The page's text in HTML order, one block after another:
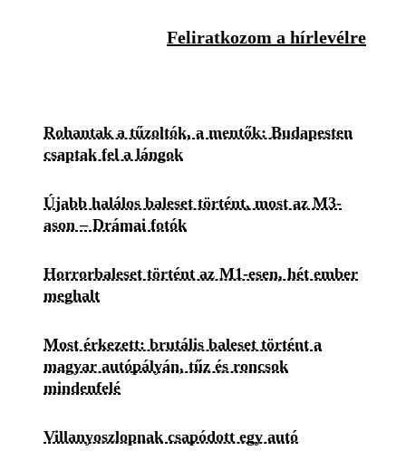
Feliratkozom a hírlevélre
Rohantak a tűzoltók, a mentők: Budapesten
csaptak fel a lángok
Újabb halálos baleset történt, most az M3-
ason – Drámai fotók
Horrorbaleset történt az M1-esen, hét ember
meghalt
Most érkezett: brutális baleset történt a
magyar autópályán, tűz és roncsok
mindenfelé
Villanyoszlopnak csapódott egy autó